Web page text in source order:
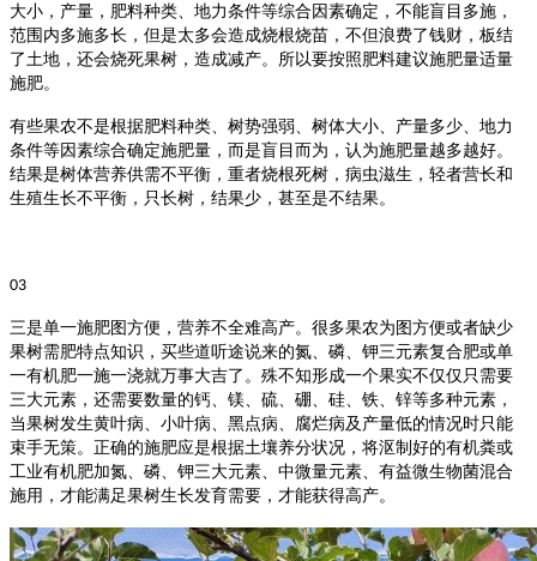
大小，产量，肥料种类、地力条件等综合因素确定，不能盲目多施，
范围内多施多长，但是太多会造成烧根烧苗，不但浪费了钱财，板结
了土地，还会烧死果树，造成减产。所以要按照肥料建议施肥量适量
施肥。
有些果农不是根据肥料种类、树势强弱、树体大小、产量多少、地力
条件等因素综合确定施肥量，而是盲目而为，认为施肥量越多越好。
结果是树体营养供需不平衡，重者烧根死树，病虫滋生，轻者营长和
生殖生长不平衡，只长树，结果少，甚至是不结果。
03
三是单一施肥图方便，营养不全难高产。 很多果农为图方便或者缺少
果树需肥特点知识，买些道听途说来的氮、磷、钾三元素复合肥或单
一有机肥一施一浇就万事大吉了。殊不知形成一个果实不仅仅只需要
三大元素，还需要数量的钙、镁、硫、硼、硅、铁、锌等多种元素，
当果树发生黄叶病、小叶病、黑点病、腐烂病及产量低的情况时只能
束手无策。正确的施肥应是根据土壤养分状况，将沤制好的有机粪或
工业有机肥加氮、磷、钾三大元素、中微量元素、有益微生物菌混合
施用，才能满足果树生长发育需要，才能获得高产。